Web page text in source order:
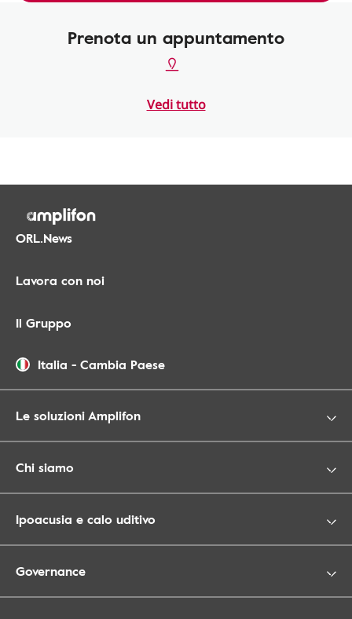
Prenota un appuntamento
Vedi tutto
ORL.News
Lavora con noi
Il Gruppo
Italia - Cambia Paese
Le soluzioni Amplifon
Chi siamo
Ipoacusia e calo uditivo
Governance